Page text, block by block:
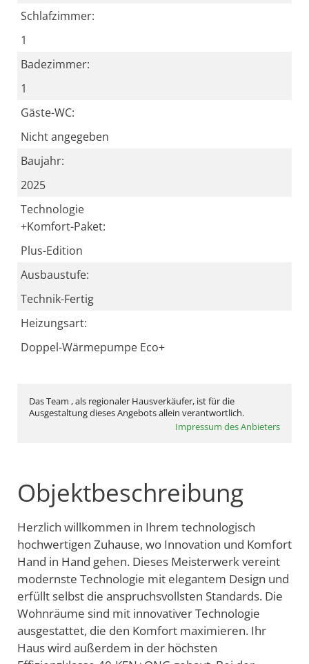
Schlafzimmer:
1
Badezimmer:
1
Gäste-WC:
Nicht angegeben
Baujahr:
2025
Technologie
+Komfort-Paket:
Plus-Edition
Ausbaustufe:
Technik-Fertig
Heizungsart:
Doppel-Wärmepumpe Eco+
Das Team , als regionaler Hausverkäufer, ist für die
Ausgestaltung dieses Angebots allein verantwortlich.
Impressum des Anbieters
Objektbeschreibung
Herzlich willkommen in Ihrem technologisch
hochwertigen Zuhause, wo Innovation und Komfort
Hand in Hand gehen. Dieses Meisterwerk vereint
modernste Technologie mit elegantem Design und
erfüllt selbst die anspruchsvollsten Standards. Die
Wohnräume sind mit innovativer Technologie
ausgestattet, die den Komfort maximieren. Ihr
Haus wird außerdem in der höchsten